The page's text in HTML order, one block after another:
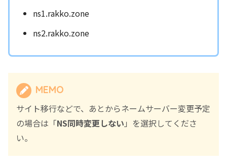
ns1.rakko.zone
ns2.rakko.zone
MEMO
サイト移行などで、あとからネームサーバー変更予定
の場合は「NS同時変更しない 」を選択してくださ
い。